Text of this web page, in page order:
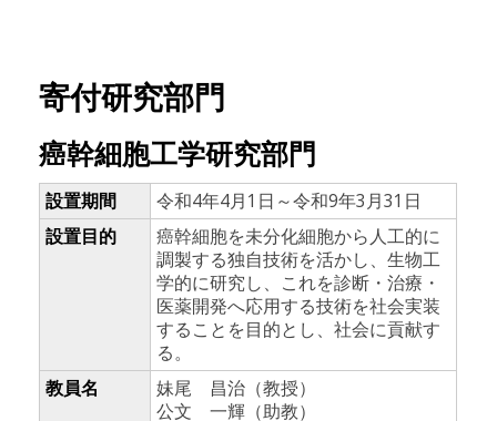
寄付研究部門
癌幹細胞工学研究部門
設置期間
令和4年4月1日～令和9年3月31日
設置目的
癌幹細胞を未分化細胞から人工的に
調製する独自技術を活かし、生物工
学的に研究し、これを診断・治療・
医薬開発へ応用する技術を社会実装
することを目的とし、社会に貢献す
る。
教員名
妹尾 昌治（教授）
公文 一輝（助教）